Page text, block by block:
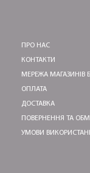
ПРО НАС
КОНТАКТИ
МЕРЕЖА МАГАЗИНІВ
ОПЛАТА
ДОСТАВКА
ПОВЕРНЕННЯ ТА
УМОВИ